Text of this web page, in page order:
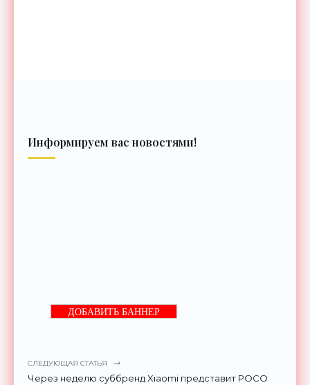
Информируем вас новостями!
ДОБАВИТЬ БАННЕР
СЛЕДУЮЩАЯ СТАТЬЯ
Через неделю суббренд Xiaomi представит POCO